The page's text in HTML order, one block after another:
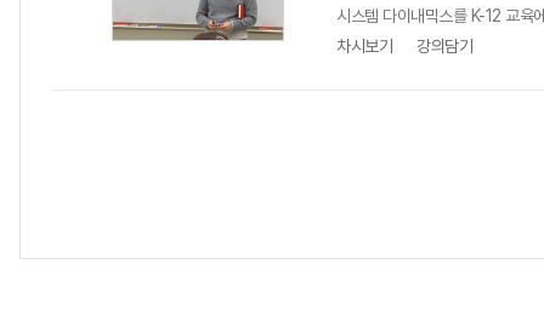
시스템 다이내믹스를 K-12 교육
차시보기
강의담기